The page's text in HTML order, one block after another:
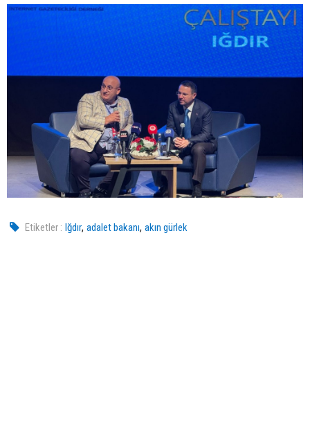
Etiketler : Iğdır,adalet bakanı,akın gürlek